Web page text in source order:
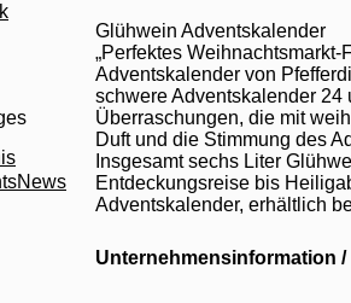
Glühwein Adventskalender
„Perfektes
Adventskalender von
schwere Adventskalender
Überraschungen, die mit
Duft und die Stimmung des
Insgesamt sechs Liter
Entdeckungsreise bis
Adventskalender, erhältlich
Unternehmensinformation